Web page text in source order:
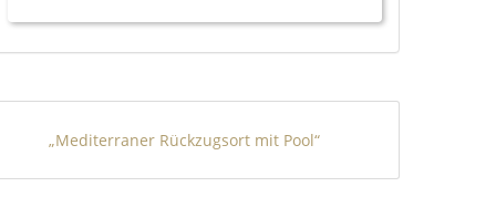
„Mediterraner Rückzugsort mit Pool“